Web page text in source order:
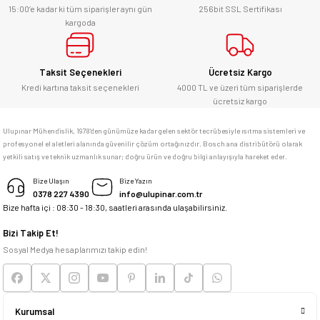
Gönder
Bosch marka alet alacaksam kesinlikle
adresim Ulupınar.com.tr
F... C... | 14/05/2026
15:00’e kadar ki tüm siparişler aynı gün
kargoda
256bit SSL Sertifikası
Taksit Seçenekleri
Kredi kartına taksit seçenekleri
Ücretsiz Kargo
4000 TL ve üzeri tüm siparişlerde
ücretsiz kargo
Ulupınar Mühendislik, 1978'den günümüze kadar gelen sektör tecrübesiyle ısıtma sistemleri ve
profesyonel el aletleri alanında güvenilir çözüm ortağınızdır. Bosch ana distribütörü olarak
yetkili satış ve teknik uzmanlık sunar; doğru ürün ve doğru bilgi anlayışıyla hareket eder.
Bize Ulaşın
0378 227 4390
Bize Yazın
info@ulupinar.com.tr
Bize hafta içi : 08:30 - 18:30, saatleri arasında ulaşabilirsiniz.
Bizi Takip Et!
Sosyal Medya hesaplarımızı takip edin!
Kurumsal